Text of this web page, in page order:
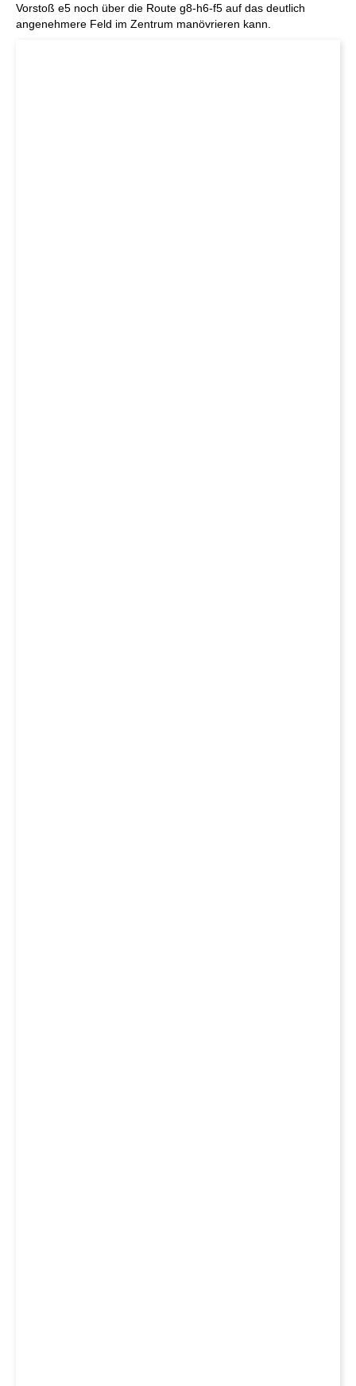
Vorstoß e5 noch über die Route g8-h6-f5 auf das deutlich
angenehmere Feld im Zentrum manövrieren kann.